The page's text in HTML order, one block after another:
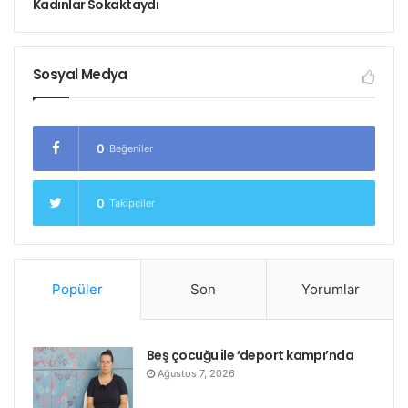
öneriler ışığında kampanyanın yol haritası ve
örgütlenmesi karar altına alındı.
Kadınlar Sokaktaydı
Sosyal Medya
0 Beğeniler
0 Takipçiler
Popüler Son Yorumlar
Beş çocuğu ile ‘deport kampı’nda
Ağustos 7, 2026